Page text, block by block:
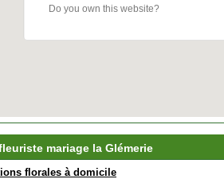
Do you own this website?
mariage la Glémerie
florales à domicile